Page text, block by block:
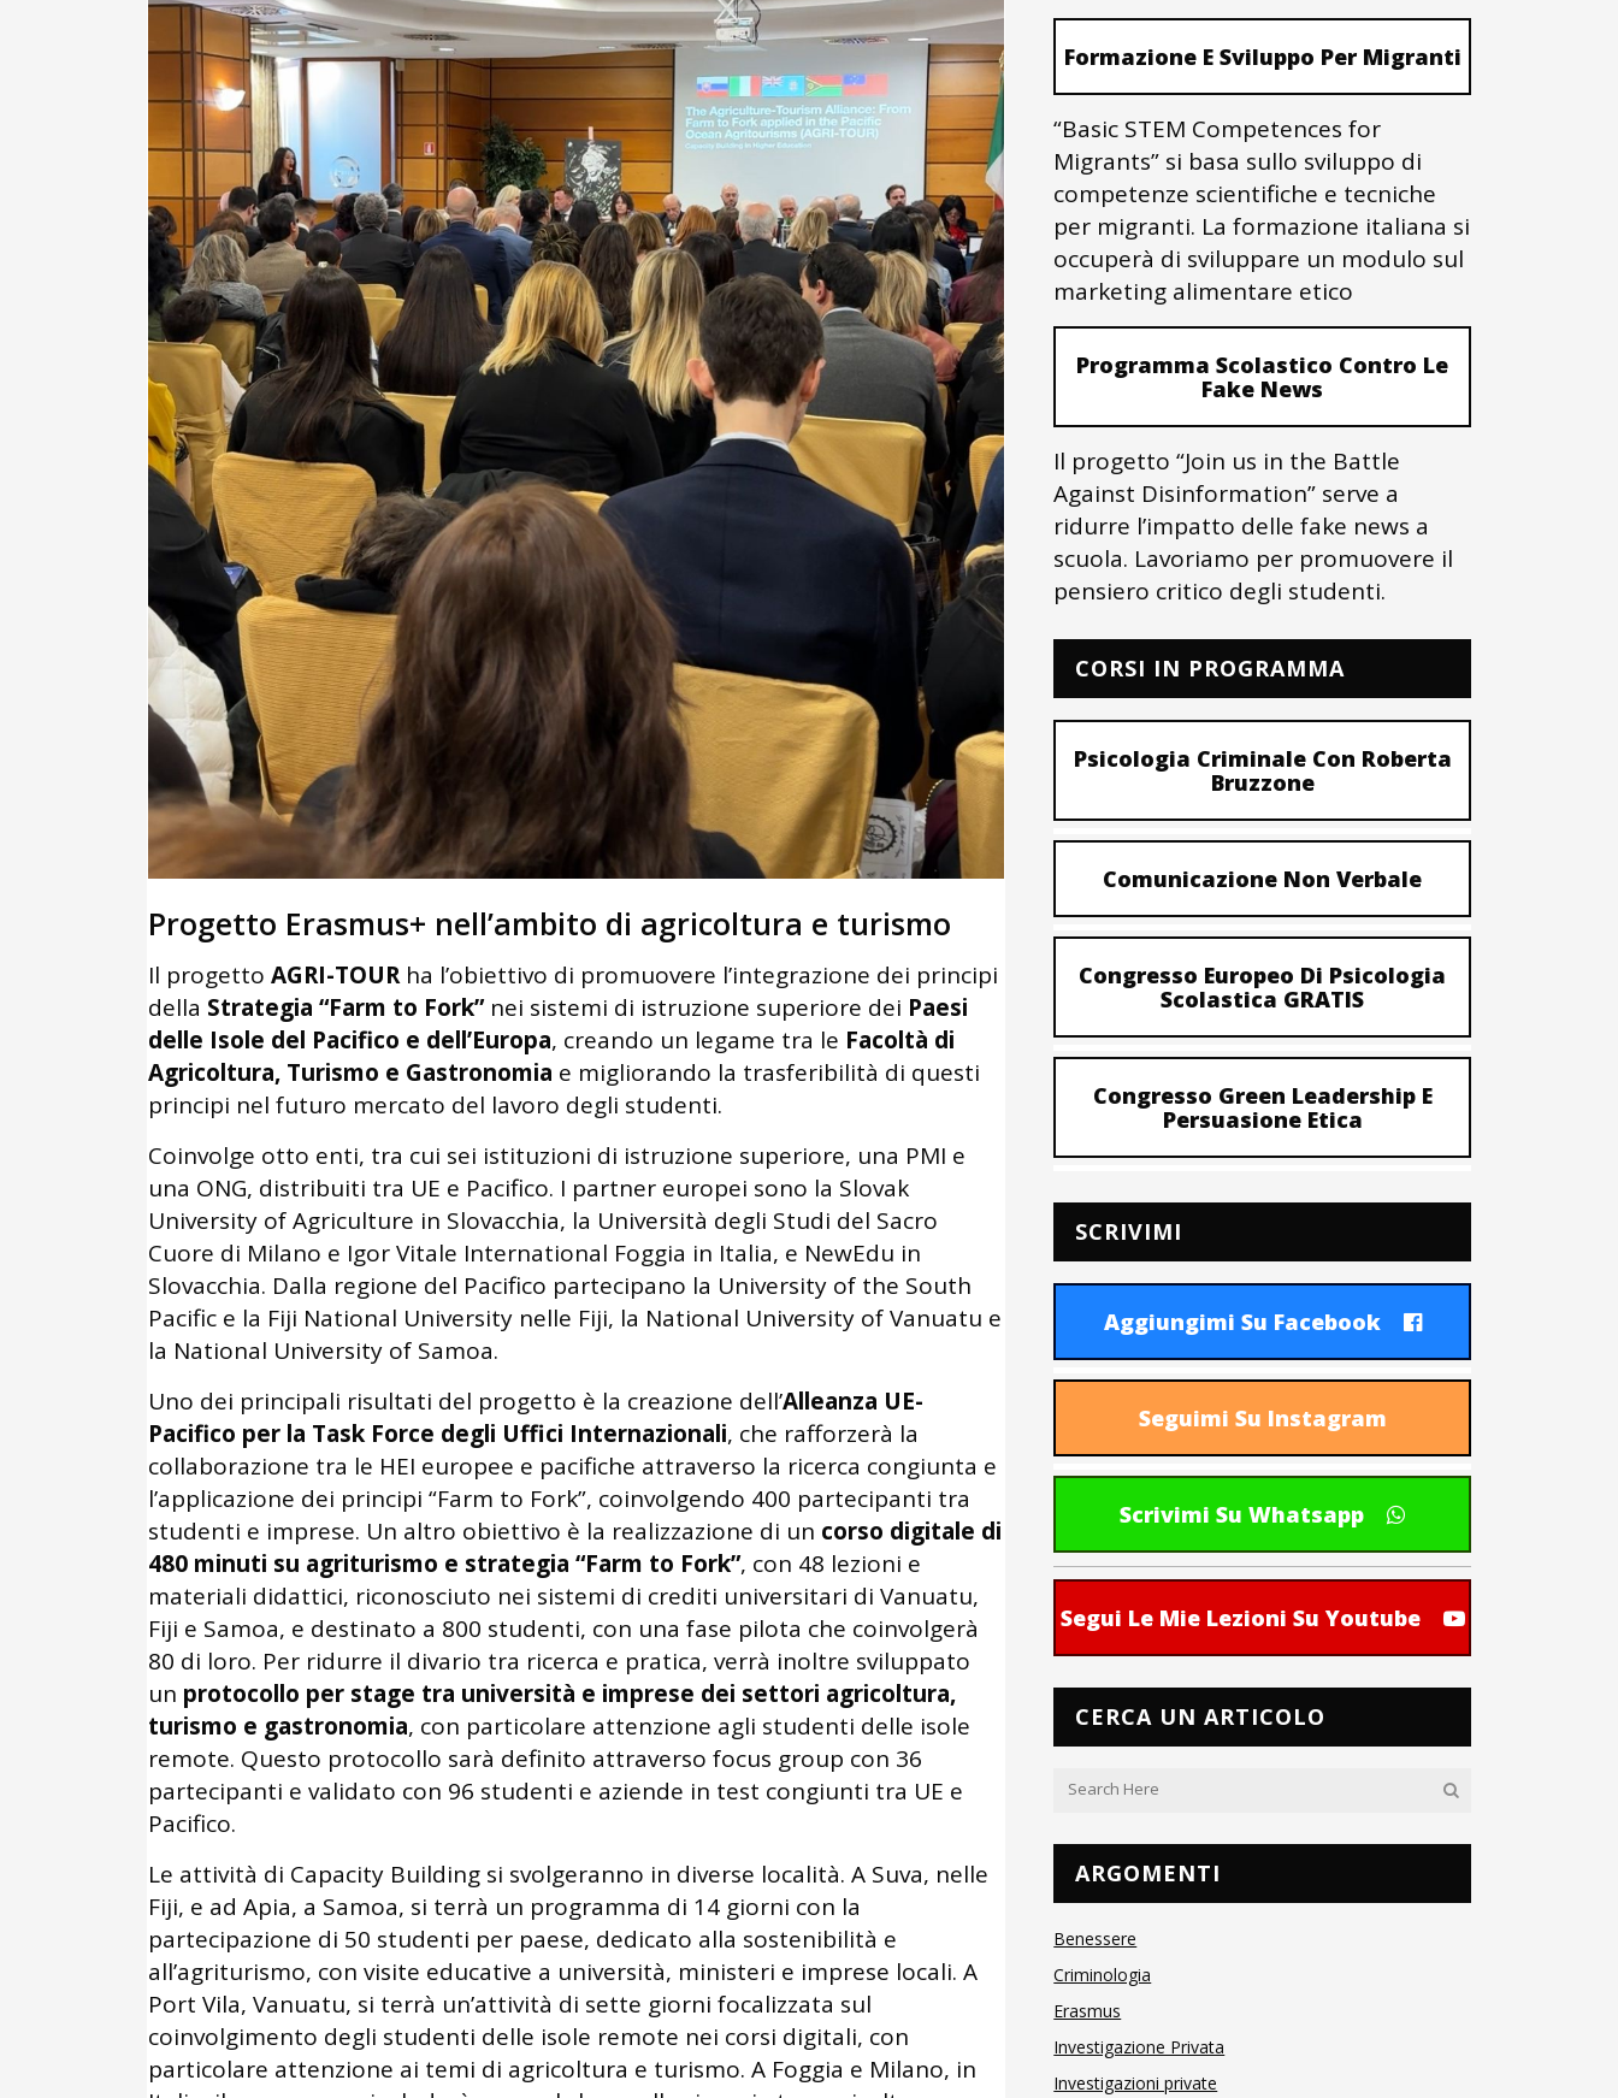
Progetto Erasmus+ nell’ambito di agricoltura e turismo
Il progetto AGRI-TOURha l’obiettivo di promuovere l’integrazione dei principi
della Strategia “Farm to Fork”nei sistemi di istruzione superiore dei Paesi
delle Isole del Pacifico e dell’Europa, creando un legame tra le Facoltà di
Agricoltura, Turismo e Gastronomia e migliorando la trasferibilità di questi
principi nel futuro mercato del lavoro degli studenti.
Coinvolge otto enti, tra cui sei istituzioni di istruzione superiore, una PMI e
una ONG, distribuiti tra UE e Pacifico. I partner europei sono la Slovak
University of Agriculture in Slovacchia, la Università degli Studi del Sacro
Cuore di Milano e Igor Vitale International Foggia in Italia, e NewEdu in
Slovacchia. Dalla regione del Pacifico partecipano la University of the South
Pacific e la Fiji National University nelle Fiji, la National University of Vanuatu e
la National University of Samoa.
Uno dei principali risultati del progetto è la creazione dell’Alleanza UE-
Pacifico per la Task Force degli Uffici Internazionali, che rafforzerà la
collaborazione tra le HEI europee e pacifiche attraverso la ricerca congiunta e
l’applicazione dei principi “Farm to Fork”, coinvolgendo 400 partecipanti tra
studenti e imprese. Un altro obiettivo è la realizzazione di un corso digitale di
480 minuti su agriturismo e strategia “Farm to Fork”, con 48 lezioni e
materiali didattici, riconosciuto nei sistemi di crediti universitari di Vanuatu,
Fiji e Samoa, e destinato a 800 studenti, con una fase pilota che coinvolgerà
80 di loro. Per ridurre il divario tra ricerca e pratica, verrà inoltre sviluppato
un protocollo per stage tra università e imprese dei settori agricoltura,
turismo e gastronomia, con particolare attenzione agli studenti delle isole
remote. Questo protocollo sarà definito attraverso focus group con 36
partecipanti e validato con 96 studenti e aziende in test congiunti tra UE e
Pacifico.
Le attività di Capacity Building si svolgeranno in diverse località. A Suva, nelle
Fiji, e ad Apia, a Samoa, si terrà un programma di 14 giorni con la
partecipazione di 50 studenti per paese, dedicato alla sostenibilità e
all’agriturismo, con visite educative a università, ministeri e imprese locali. A
Port Vila, Vanuatu, si terrà un’attività di sette giorni focalizzata sul
coinvolgimento degli studenti delle isole remote nei corsi digitali, con
particolare attenzione ai temi di agricoltura e turismo. A Foggia e Milano, in
Formazione E Sviluppo Per Migranti
“Basic STEM Competences for
Migrants” si basa sullo sviluppo di
competenze scientifiche e tecniche
per migranti. La formazione italiana si
occuperà di sviluppare un modulo sul
marketing alimentare etico
Programma Scolastico Contro Le
Fake News
Il progetto “Join us in the Battle
Against Disinformation” serve a
ridurre l’impatto delle fake news a
scuola. Lavoriamo per promuovere il
pensiero critico degli studenti.
CORSI IN PROGRAMMA
Psicologia Criminale Con Roberta
Bruzzone
Comunicazione Non Verbale
Congresso Europeo Di Psicologia
Scolastica GRATIS
Congresso Green Leadership E
Persuasione Etica
SCRIVIMI
Aggiungimi Su Facebook
Seguimi Su Instagram
Scrivimi Su Whatsapp
Segui Le Mie Lezioni Su Youtube
CERCA UN ARTICOLO
ARGOMENTI
Benessere
Criminologia
Erasmus
Investigazione Privata
Investigazioni private